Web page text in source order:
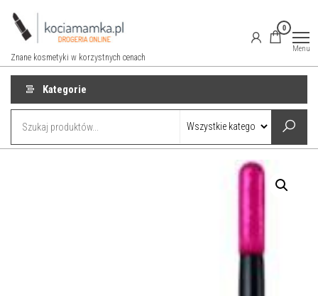
Przejdź
Znane kosmetyki w korzystnych cenach
0
Menu
Kategorie